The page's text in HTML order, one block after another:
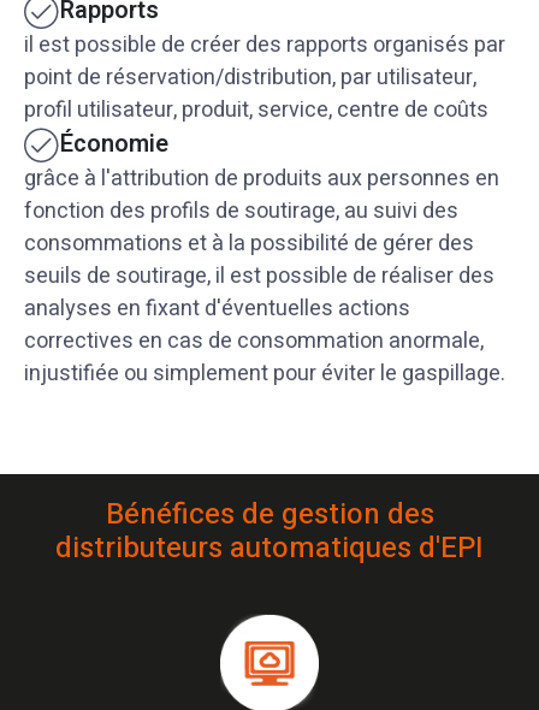
Rapports
il est possible de créer des rapports organisés par
point de réservation/distribution, par utilisateur,
profil utilisateur, produit, service, centre de coûts
Économie
grâce à l'attribution de produits aux personnes en
fonction des profils de soutirage, au suivi des
consommations et à la possibilité de gérer des
seuils de soutirage, il est possible de réaliser des
analyses en fixant d'éventuelles actions
correctives en cas de consommation anormale,
injustifiée ou simplement pour éviter le gaspillage.
Bénéfices de gestion des
distributeurs automatiques d'EPI​